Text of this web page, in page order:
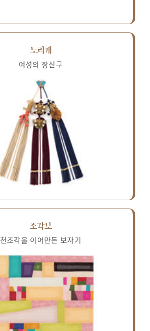
노리개
여성의 장신구
조각보
천조각을 이어만든 보자기